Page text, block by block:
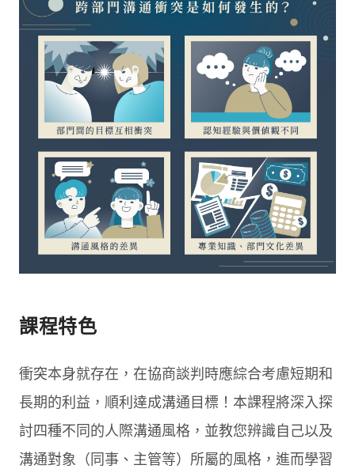
課程特色
衝突本身就存在，在協商談判時應綜合考慮短期和
長期的利益，順利達成溝通目標！本課程將深入探
討四種不同的人際溝通風格，並教您辨識自己以及
溝通對象（同事、主管等）所屬的風格，進而學習